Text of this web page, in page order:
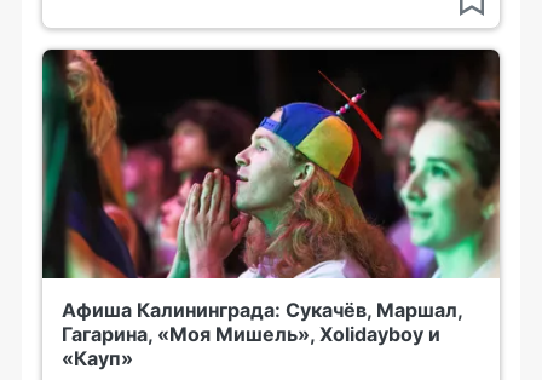
Афиша Калининграда: Сукачёв, Маршал,
Гагарина, «Моя Мишель», Xolidayboy и
«Кауп»